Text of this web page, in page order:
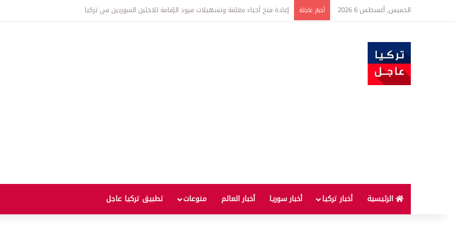
الخميس, أغسطس 6 2026 أخبار عاجلة
الرئيسية أخبار تركيا أخبار سوريا أخبار العالم منوعات تطبيق تركيا عاجل